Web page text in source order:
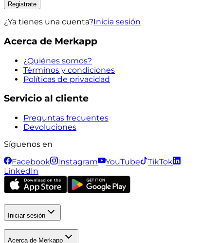
Registrate
¿Ya tienes una cuenta?Inicia sesión
Acerca de Merkapp
¿Quiénes somos?
Términos y condiciones
Políticas de privacidad
Servicio al cliente
Preguntas frecuentes
Devoluciones
Síguenos en
Facebook
Instagram YouTube
TikTok
LinkedIn
Iniciar sesión
Acerca de Merkapp